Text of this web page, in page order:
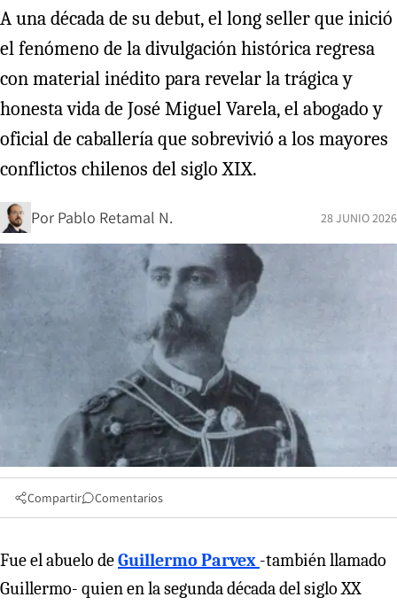
A una década de su debut, el long seller que inició
el fenómeno de la divulgación histórica regresa
con material inédito para revelar la trágica y
honesta vida de José Miguel Varela, el abogado y
oficial de caballería que sobrevivió a los mayores
conflictos chilenos del siglo XIX.
Por Pablo Retamal N. 28 JUNIO 2026
Compartir Comentarios
Fue el abuelo deGuillermo Parvex -también llamado
Guillermo- quien en la segunda década del siglo XX